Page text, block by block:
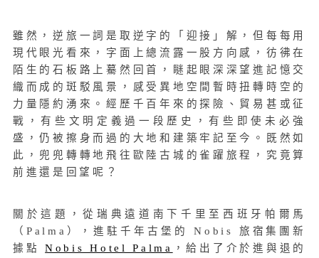
雖然，逆旅一詞是取逆字的「迎接」解，但每每用
現代眼光看來，字面上總流露一股方向感，彷彿在
陌生的石板路上驀然回首，瞇起眼深深望進記憶交
織而成的斑駁風景，感受異地空間暫時扭轉時空的
力量隱約湧來。經歷千百年來的探險、貿易甚或征
戰，有些文明定義過一段歷史，有些即使未必強
盛，仍被擦身而過的大地和建築牢記至今。既然如
此，兜兜轉轉地飛往歐陸古城的雀躍旅程，究竟算
前進還是回望呢？
關於這題，從瑞典遠道南下千里至西班牙帕爾馬
（Palma），進駐千年古堡的 Nobis 旅宿集團新
據點Nobis Hotel Palma
，給出了介於進與退的